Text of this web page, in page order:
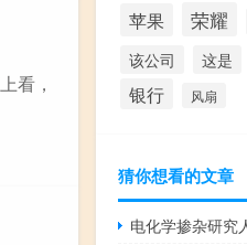
看，
苹果 荣耀
该公司 这是
银行 风扇
猜你想看的文章